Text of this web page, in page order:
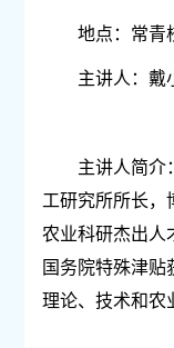
地点：常青
主讲人：戴
主讲人简介
工研究所所长，
农业科研杰出人
国务院特殊津贴
理论、技术和农